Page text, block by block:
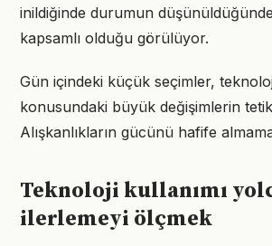
inildiğinde durumun
kapsamlı olduğu görülüyor.
Gün içindeki küçük seçimler,
konusundaki büyük değişimlerin
Alışkanlıkların gücünü hafife
Teknoloji kullanımı
ilerlemeyi ölçmek